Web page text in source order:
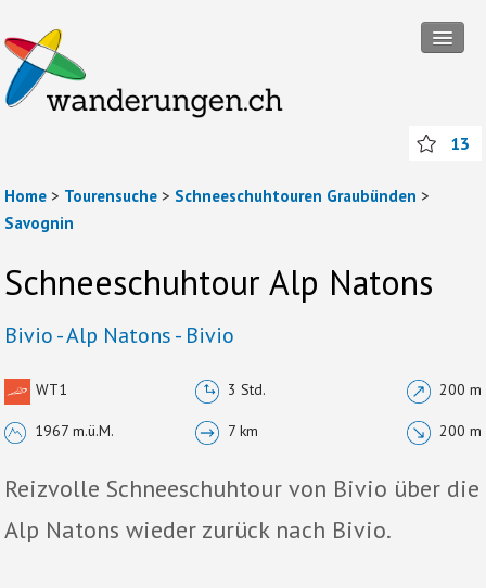
Tourensuche
Wanderregionen
Rund ums Wandern
Mitmachen
Anmelden
13
Home > Tourensuche > Schneeschuhtouren Graubünden >
Savognin
Schneeschuhtour Alp Natons
Bivio - Alp Natons - Bivio
WT1 3 Std. 200 m
1967 m.ü.M. 7 km 200 m
Reizvolle Schneeschuhtour von Bivio über die
Alp Natons wieder zurück nach Bivio.